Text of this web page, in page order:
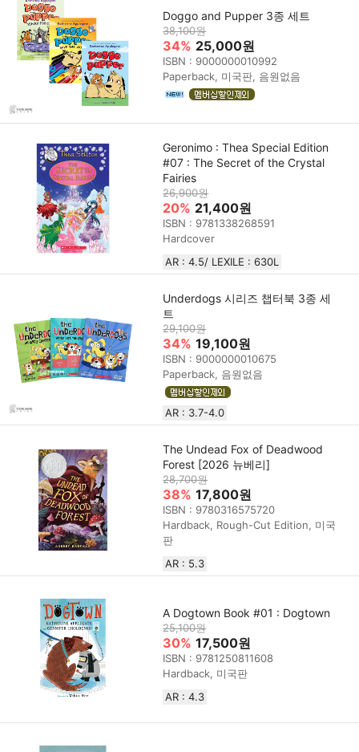
Doggo and Pupper 3종 세트
38,100원
34% 25,000원
ISBN : 9000000010992
Paperback, 미국판, 음원없음
Geronimo : Thea Special Edition
#07 : The Secret of the Crystal
Fairies
26,900원
20% 21,400원
ISBN : 9781338268591
Hardcover
AR : 4.5/ LEXILE : 630L
Underdogs 시리즈 챕터북 3종 세
트
29,100원
34% 19,100원
ISBN : 9000000010675
Paperback, 음원없음
AR : 3.7-4.0
The Undead Fox of Deadwood
Forest [2026 뉴베리]
28,700원
38% 17,800원
ISBN : 9780316575720
Hardback, Rough-Cut Edition, 미국
판
AR : 5.3
A Dogtown Book #01 : Dogtown
25,100원
30% 17,500원
ISBN : 9781250811608
Hardback, 미국판
AR : 4.3